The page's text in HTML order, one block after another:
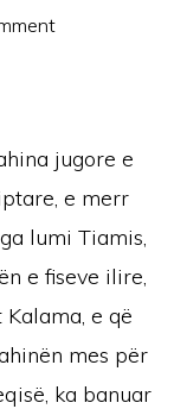
jugore e
e merr
lumi Tiamis,
e fiseve ilire,
e që
mes për
ka banuar